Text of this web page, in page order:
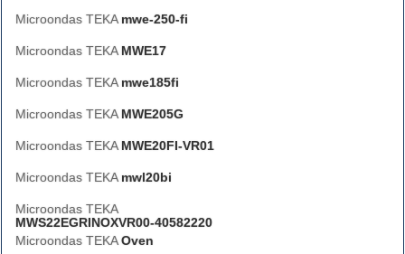
Microondas TEKA mwe-250-fi
Microondas TEKA MWE17
Microondas TEKA mwe185fi
Microondas TEKA MWE205G
Microondas TEKA MWE20FI-VR01
Microondas TEKA mwl20bi
Microondas TEKA
MWS22EGRINOXVR00-40582220
Microondas TEKAOven